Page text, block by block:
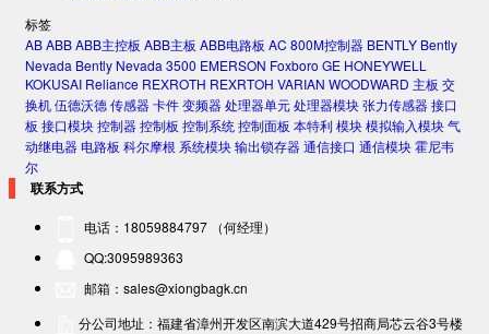
标签
ABABBABB主控板 ABB主板 ABB电路板 AC 800M控制器 BENTLY Bently
Nevada Bently Nevada 3500 EMERSON Foxboro GE HONEYWELL
KOKUSAI Reliance REXROTH REXRTOH VARIAN WOODWARD 主板 交
换机伍德沃德传感器卡件变频器处理器单元处理器模块张力传感器接口
板 接口模块控制器控制板 控制系统控制面板 本特利模块模拟输入模块气
动继电器电路板 科尔摩根 系统模块输出锁存器通信接口 通信模块霍尼韦
尔
联系方式
电话：18059884797 （何经理）
QQ:3095989363
邮箱：sales@xiongbagk.cn
分公司地址：福建省漳州开发区南滨大道429号招商局芯云谷3号楼